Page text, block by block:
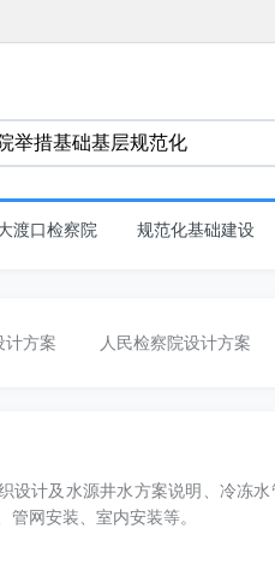
渡口检察院 规范化基础建设
计方案 人民检察院设计方案
设计及水源井水方案说明、冷冻水
网安装、室内安装等。